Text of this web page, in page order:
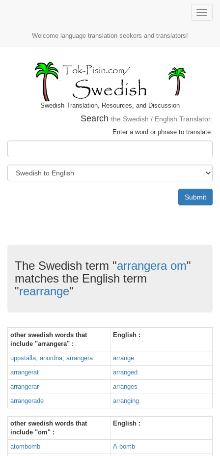
Toggle
Welcome language translation seekers and translators!
Swedish Translation, Resources, and Discussion
Search the Swedish / English Translator:
Enter a word or phrase to translate:
Submit
The Swedish term "arrangera om"
matches the English term
"rearrange"
other swedish words that
include "arrangera" :
English :
uppställa, anordna, arrangera
arrange
arrangerat
arranged
arrangerar
arranges
arrangerade
arranging
other swedish words that
include "om" :
English :
atombomb
A-bomb